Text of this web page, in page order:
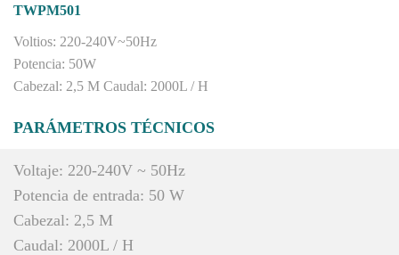
TWPM501
Voltios: 220-240V~50Hz
Potencia: 50W
Cabezal: 2,5 M Caudal: 2000L / H
PARÁMETROS TÉCNICOS
Voltaje: 220-240V ~ 50Hz
Potencia de entrada: 50 W
Cabezal: 2,5 M
Caudal: 2000L / H